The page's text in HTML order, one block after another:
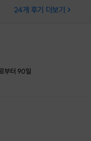
ㅎㅎ 어떻
24개 후기 더보기
부터 90일